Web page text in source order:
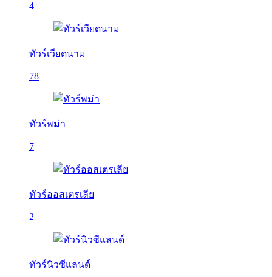
4
ทัวร์เวียดนาม
78
ทัวร์พม่า
7
ทัวร์ออสเตรเลีย
2
ทัวร์นิวซีแลนด์